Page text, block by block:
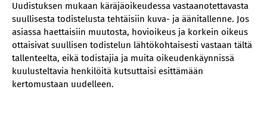
Uudistuksen mukaan käräjäoikeudessa vastaanotettavasta
suullisesta todistelusta tehtäisiin kuva- ja äänitallenne. Jos
asiassa haettaisiin muutosta, hovioikeus ja korkein oikeus
ottaisivat suullisen todistelun lähtökohtaisesti vastaan tältä
tallenteelta, eikä todistajia ja muita oikeudenkäynnissä
kuulusteltavia henkilöitä kutsuttaisi esittämään
kertomustaan uudelleen.